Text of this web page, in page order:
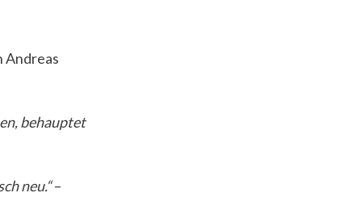
Andreas
behauptet
neu.“–